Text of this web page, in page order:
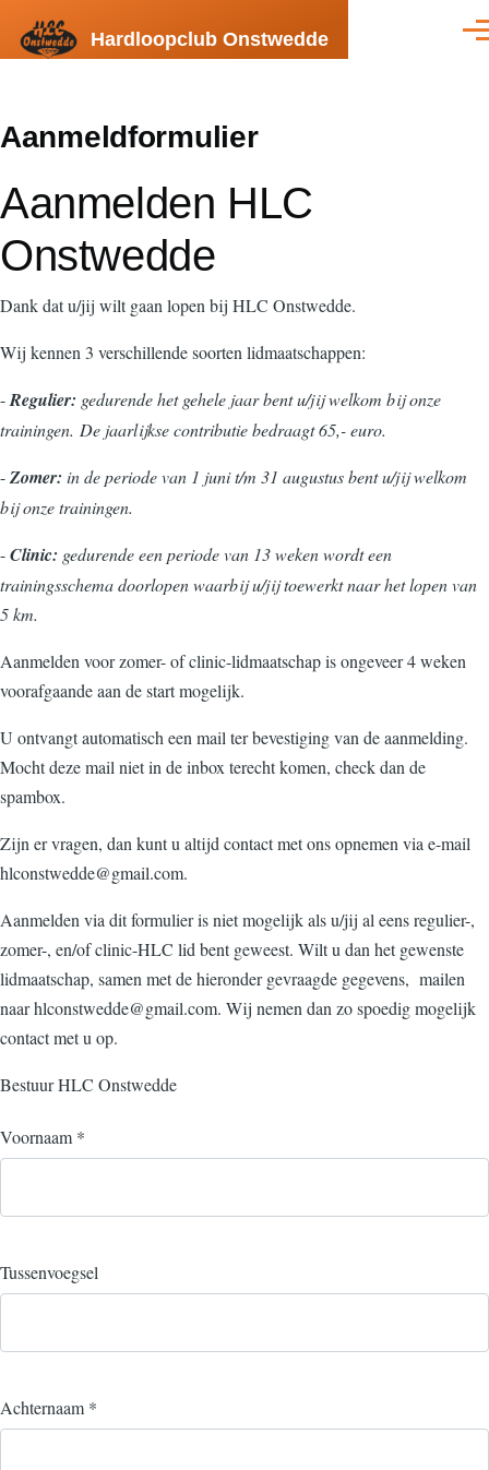
Hardloopclub Onstwedde
Aanmeldformulier
Aanmelden HLC
Onstwedde
Dank dat u/jij wilt gaan lopen bij HLC Onstwedde.
Wij kennen 3 verschillende soorten lidmaatschappen:
-Regulier: gedurende het gehele jaar bent u/jij welkom bij onze
trainingen. De jaarlijkse contributie bedraagt 65,- euro.
-Zomer: in de periode van 1 juni t/m 31 augustus bent u/jij welkom
bij onze trainingen.
-Clinic: gedurende een periode van 13 weken wordt een
trainingsschema doorlopen waarbij u/jij toewerkt naar het lopen van
5 km.
Aanmelden voor zomer- of clinic-lidmaatschap is ongeveer 4 weken
voorafgaande aan de start mogelijk.
U ontvangt automatisch een mail ter bevestiging van de aanmelding.
Mocht deze mail niet in de inbox terecht komen, check dan de
spambox.
Zijn er vragen, dan kunt u altijd contact met ons opnemen via e-mail
hlconstwedde@gmail.com.
Aanmelden via dit formulier is niet mogelijk als u/jij al eens regulier-,
zomer-, en/of clinic-HLC lid bent geweest. Wilt u dan het gewenste
lidmaatschap, samen met de hieronder gevraagde gegevens, mailen
naar hlconstwedde@gmail.com. Wij nemen dan zo spoedig mogelijk
contact met u op.
Bestuur HLC Onstwedde
Voornaam *
Tussenvoegsel
Achternaam *